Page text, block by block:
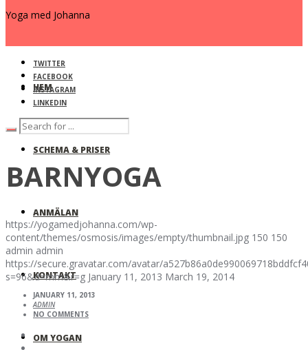
Yoga med Johanna
HEM
SCHEMA & PRISER
ANMÄLAN
KONTAKT
OM YOGAN
TWITTER
FACEBOOK
INSTAGRAM
LINKEDIN
BARNYOGA
https://yogamedjohanna.com/wp-
content/themes/osmosis/images/empty/thumbnail.jpg 150 150
admin admin
https://secure.gravatar.com/avatar/
s=96&d=mm&r=g January 11, 2013 March 19, 2014
JANUARY 11, 2013
ADMIN
NO COMMENTS